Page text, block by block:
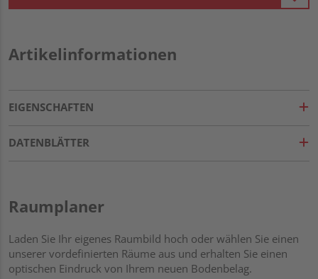
Artikelinformationen
EIGENSCHAFTEN
DATENBLÄTTER
Raumplaner
Laden Sie Ihr eigenes Raumbild hoch oder wählen Sie einen
unserer vordefinierten Räume aus und erhalten Sie einen
optischen Eindruck von Ihrem neuen Bodenbelag.